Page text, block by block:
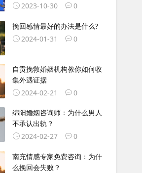
2023-10-30
0
挽回感情最好的办法是什么?
2024-01-31
0
自贡挽救婚姻机构教你如何收
集外遇证据
2024-02-21
0
绵阳婚姻咨询师：为什么男人
不承认出轨？
2024-02-27
0
南充情感专家免费咨询：为什
么挽回会失败？